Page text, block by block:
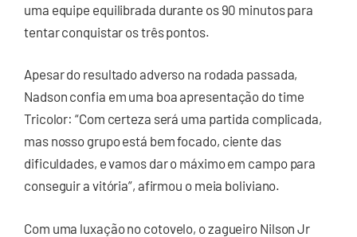
uma equipe equilibrada durante os 90 minutos para
tentar conquistar os três pontos.
Apesar do resultado adverso na rodada passada,
Nadson confia em uma boa apresentação do time
Tricolor: “Com certeza será uma partida complicada,
mas nosso grupo está bem focado, ciente das
dificuldades, e vamos dar o máximo em campo para
conseguir a vitória”, afirmou o meia boliviano.
Com uma luxação no cotovelo, o zagueiro Nilson Jr